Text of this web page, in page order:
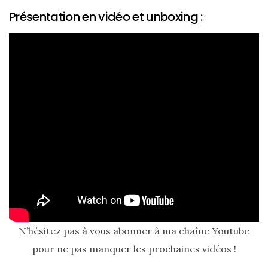
cuir
Parfois
Présentation en vidéo et unboxing :
N’hésitez pas à vous abonner à ma chaîne Youtube
pour ne pas manquer les prochaines vidéos !